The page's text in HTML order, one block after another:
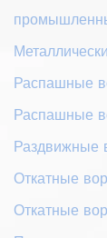
Распашные
Распашные
Раздвижные
Откатные
Откатные